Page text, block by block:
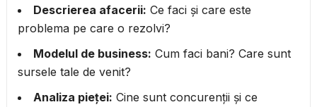
Descrierea afacerii: Ce faci și care este
problema pe care o rezolvi?
Modelul de business: Cum faci bani? Care sunt
sursele tale de venit?
Analiza pieței: Cine sunt concurenții și ce